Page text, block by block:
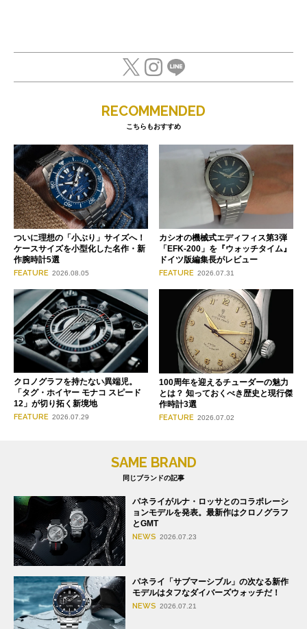
RECOMMENDED
こちらもおすすめ
ついに理想の「小ぶり」サイズへ！
ケースサイズを小型化した名作・新
作腕時計5選
FEATURE 2026.08.05
カシオの機械式エディフィス第3弾
「EFK-200」を『ウォッチタイム』
ドイツ版編集長がレビュー
FEATURE 2026.07.31
クロノグラフを持たない異端児。
「タグ・ホイヤー モナコ スピード
12」が切り拓く新境地
FEATURE 2026.07.29
100周年を迎えるチューダーの魅力
とは？ 知っておくべき歴史と現行傑
作時計3選
FEATURE 2026.07.02
SAME BRAND
同じブランドの記事
パネライがルナ・ロッサとのコラボレーシ
ョンモデルを発表。最新作はクロノグラフ
とGMT
NEWS 2026.07.23
パネライ「サブマーシブル」の次なる新作
モデルはタフなダイバーズウォッチだ！
NEWS 2026.07.21